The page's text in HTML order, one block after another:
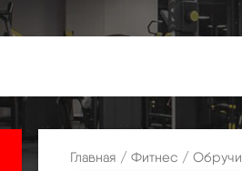
Главная / Фитнес / Обручи